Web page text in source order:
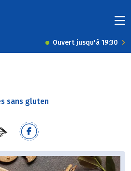
Ouvert jusqu'à 19:30
sans gluten